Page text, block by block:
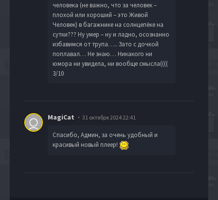
человека (не важно, что за человек –
плохой или хороший – это Живой
Человек) в багажнике на солнцепёке на
сутки??? Ну умер – ну и ладно, осознанно
избавимся от трупа….. Зато с дочкой
поплавал… Не знаю… Никакого ни
юмора ни увидела, ни вообще смысла((((
3/10
MagiCat 31 октября 2024 22:41
Спасибо, Админ, за очень удобный и
красивый новый плеер!